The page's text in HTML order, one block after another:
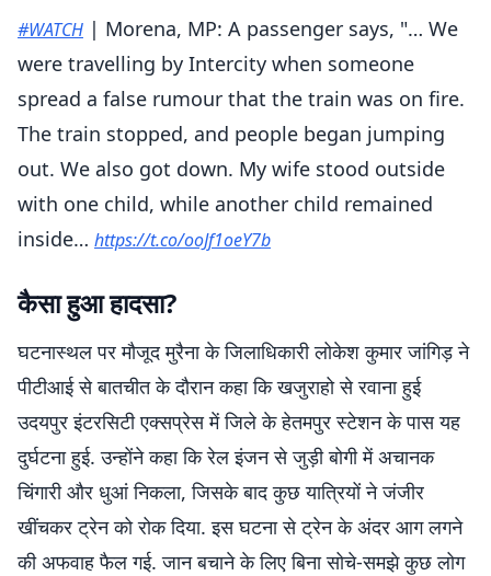
#WATCH | Morena, MP: A passenger says, "… We
were travelling by Intercity when someone
spread a false rumour that the train was on fire.
The train stopped, and people began jumping
out. We also got down. My wife stood outside
with one child, while another child remained
inside… https://t.co/ooJf1oeY7b
— ANI MP/CG/Rajasthan (@ANI_MP_CG_RJ)
कैसा हुआ हादसा?
घटनास्थल पर मौजूद मुरैना के जिलाधिकारी लोकेश कुमार जांगिड़ ने
पीटीआई से बातचीत के दौरान कहा कि खजुराहो से रवाना हुई
उदयपुर इंटरसिटी एक्सप्रेस में जिले के हेतमपुर स्टेशन के पास यह
दुर्घटना हुई. उन्होंने कहा कि रेल इंजन से जुड़ी बोगी में अचानक
चिंगारी और धुआं निकला, जिसके बाद कुछ यात्रियों ने जंजीर
खींचकर ट्रेन को रोक दिया. इस घटना से ट्रेन के अंदर आग लगने
की अफवाह फैल गई. जान बचाने के लिए बिना सोचे-समझे कुछ लोग